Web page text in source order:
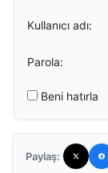
Kullanıcı adı:
Parola:
Beni hatırla
Paylaş: